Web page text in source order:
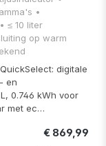
• onbekend
digitale
en
0.746 kWh voor
met ec…
€ 869,99